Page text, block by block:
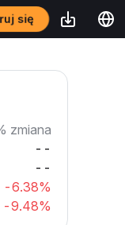
się
zmiana
--
--
-6.38%
-9.48%